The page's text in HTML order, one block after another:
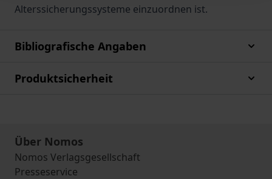
Alterssicherungssysteme einzuordnen ist.
Bibliografische Angaben
Produktsicherheit
Über Nomos
Nomos Verlagsgesellschaft
Presseservice